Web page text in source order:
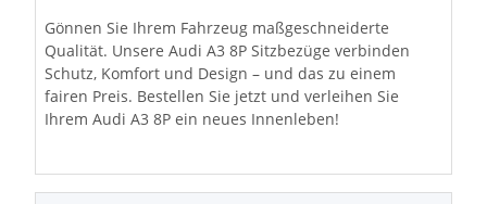
Gönnen Sie Ihrem Fahrzeug maßgeschneiderte
Qualität. Unsere Audi A3 8P Sitzbezüge verbinden
Schutz, Komfort und Design – und das zu einem
fairen Preis. Bestellen Sie jetzt und verleihen Sie
Ihrem Audi A3 8P ein neues Innenleben!